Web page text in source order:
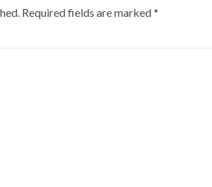
Required fields are marked*